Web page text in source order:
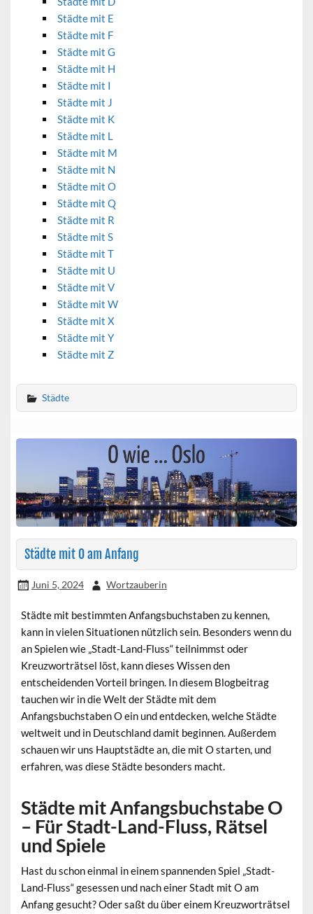
Städte mit E
Städte mit F
Städte mit G
Städte mit H
Städte mit I
Städte mit J
Städte mit K
Städte mit L
Städte mit M
Städte mit N
Städte mit O
Städte mit Q
Städte mit R
Städte mit S
Städte mit T
Städte mit U
Städte mit V
Städte mit W
Städte mit X
Städte mit Y
Städte mit Z
Städte
Städte mit O am Anfang
Juni 5, 2024 Wortzauberin
Städte mit bestimmten Anfangsbuchstaben zu kennen,
kann in vielen Situationen nützlich sein. Besonders wenn du
an Spielen wie „Stadt-Land-Fluss“ teilnimmst oder
Kreuzworträtsel löst, kann dieses Wissen den
entscheidenden Vorteil bringen. In diesem Blogbeitrag
tauchen wir in die Welt der Städte mit dem
Anfangsbuchstaben O ein und entdecken, welche Städte
weltweit und in Deutschland damit beginnen. Außerdem
schauen wir uns Hauptstädte an, die mit O starten, und
erfahren, was diese Städte besonders macht.
Städte mit Anfangsbuchstabe O
– Für Stadt-Land-Fluss, Rätsel
und Spiele
Hast du schon einmal in einem spannenden Spiel „Stadt-
Land-Fluss“ gesessen und nach einer Stadt mit O am
Anfang gesucht? Oder saßt du über einem Kreuzworträtsel